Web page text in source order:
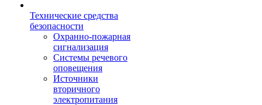
Технические средства
безопасности
Охранно-пожарная
сигнализация
Системы речевого
оповещения
Источники
вторичного
электропитания